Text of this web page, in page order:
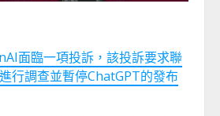
面臨一項投訴，該投訴要求聯
行調查並暫停ChatGPT的發布